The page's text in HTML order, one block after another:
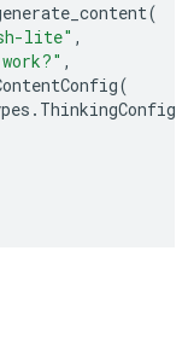
(
lite" ,
,
(
. ThinkingConfig